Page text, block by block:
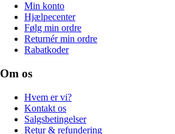
Min konto
Hjælpecenter
Følg min ordre
Returnér min ordre
Rabatkoder
Om os
Hvem er vi?
Kontakt os
Salgsbetingelser
Retur & refundering